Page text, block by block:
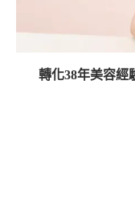
轉化38年美容經